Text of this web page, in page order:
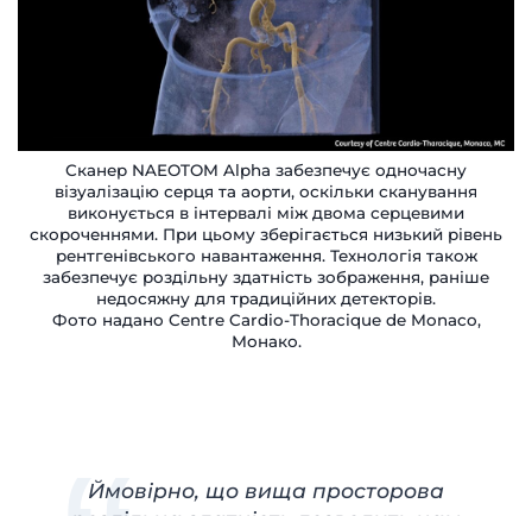
Сканер NAEOTOM Alpha забезпечує одночасну
візуалізацію серця та аорти, оскільки сканування
виконується в інтервалі між двома серцевими
скороченнями. При цьому зберігається низький рівень
рентгенівського навантаження. Технологія також
забезпечує роздільну здатність зображення, раніше
недосяжну для традиційних детекторів.
Фото надано Centre Cardio-Thoracique de Monaco,
Монако.
Ймовірно, що вища просторова